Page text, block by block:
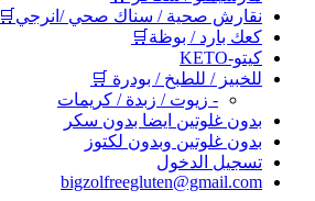
نقارش صحية / سناك صحي /انرجي🛒
كعك بارد / بوظة🛒
كيتو-KETO
للخبيز / للطبخ / بودرة 🛒
- زيوت / زبدة / كريمات
بدون غلوتين ايضا بدون سكر
بدون غلوتين وبدون لكتوز
تسجيل الدخول
bigzolfreegluten@gmail.com